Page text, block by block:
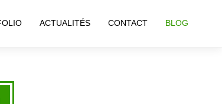
ACTUALITÉS CONTACT BLOG